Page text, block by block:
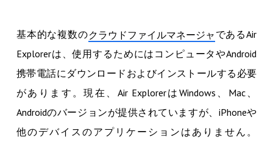
基本的な複数のクラウドファイルマネージャ であるAir
Explorerは、使用するためにはコンピュータやAndroid
携帯電話にダウンロードおよびインストールする必要
があります。現在、Air ExplorerはWindows、Mac、
Androidのバージョンが提供されていますが、iPhoneや
他のデバイスのアプリケーションはありません。